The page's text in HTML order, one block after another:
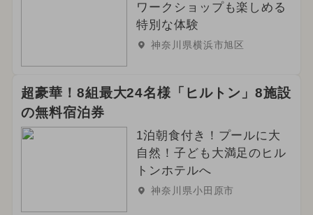
ワークショップも楽しめる
特別な体験
神奈川県横浜市旭区
超豪華！8組最大24名様「ヒルトン」8施設
の無料宿泊券
1泊朝食付き！プールに大
自然！子ども大満足のヒル
トンホテルへ
神奈川県小田原市